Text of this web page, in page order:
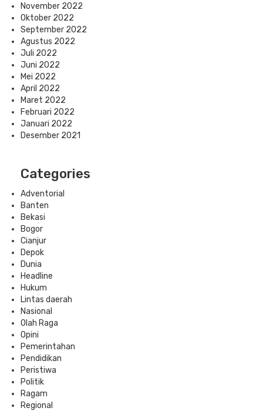
November 2022
Oktober 2022
September 2022
Agustus 2022
Juli 2022
Juni 2022
Mei 2022
April 2022
Maret 2022
Februari 2022
Januari 2022
Desember 2021
Categories
Adventorial
Banten
Bekasi
Bogor
Cianjur
Depok
Dunia
Headline
Hukum
Lintas daerah
Nasional
Olah Raga
Opini
Pemerintahan
Pendidikan
Peristiwa
Politik
Ragam
Regional